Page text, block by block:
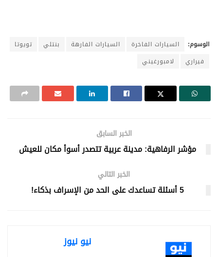
الوسوم: السيارات الفاخرة السيارات الفارهة بنتلي
تويوتا
فيراري
لامبورغيني
الخبر السابق
مؤشر الرفاهية: مدينة عربية تتصدر أسوأ مكان للعيش
الخبر التالي
5 أسئلة تساعدك على الحد من الإسراف بذكاء!
نيو نيوز